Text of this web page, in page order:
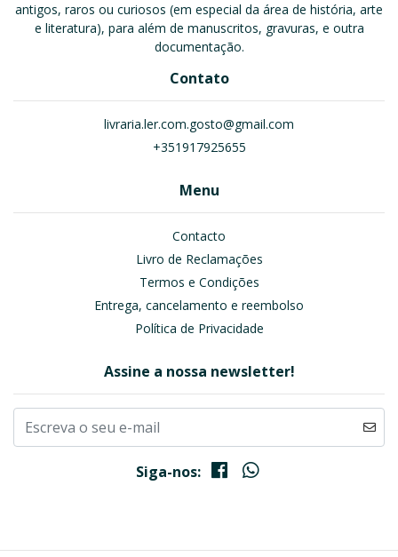
antigos, raros ou curiosos (em especial da área de história, arte
e literatura), para além de manuscritos, gravuras, e outra
documentação.
Contato
livraria.ler.com.gosto@gmail.com
+351917925655
Menu
Contacto
Livro de Reclamações
Termos e Condições
Entrega, cancelamento e reembolso
Política de Privacidade
Assine a nossa newsletter!
Siga-nos: